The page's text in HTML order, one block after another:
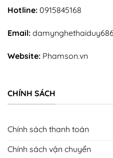
Hotline: 0915845168
Email:
Website: Phamson.vn
CHÍNH SÁCH
Chính sách thanh toán
Chính sách vận chuyển